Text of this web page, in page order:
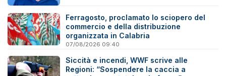
Ferragosto, proclamato lo sciopero del
commercio e della distribuzione
organizzata in Calabria
07/08/2026 09:40
Siccità e incendi, WWF scrive alle
Regioni: “Sospendere la caccia a